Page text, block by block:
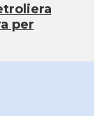
per